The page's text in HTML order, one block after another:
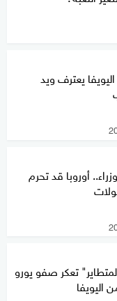
يعترف ويد
أوروبا قد تحرم
تعكر صفو يورو